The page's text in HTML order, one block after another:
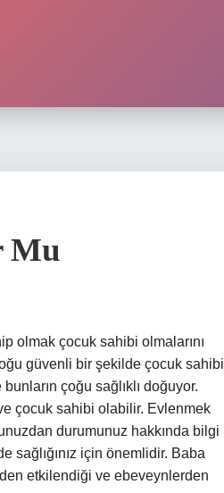
Mu
olmak çocuk sahibi olmalarını
güvenli bir şekilde çocuk sahibi
çoğu sağlıklı doğuyor.
çocuk sahibi olabilir. Evlenmek
durumunuz hakkında bilgi
sağlığınız için önemlidir. Baba
etkilendiği ve ebeveynlerden